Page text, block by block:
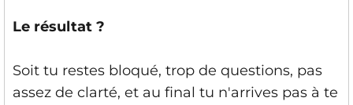
Le résultat ?
Soit tu restes bloqué, trop de questions, pas
assez de clarté, et au final tu n'arrives pas à te